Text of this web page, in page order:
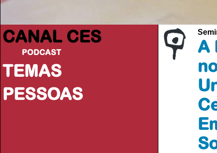
CANAL CES
PODCAST
TEMAS
PESSOAS
A